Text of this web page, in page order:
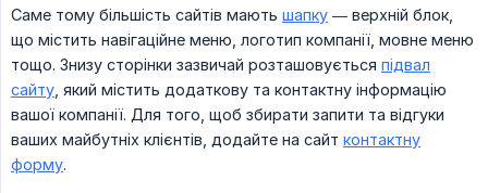
Саме тому більшість сайтів мають шапку — верхній блок,
що містить навігаційне меню, логотип компанії, мовне меню
тощо. Знизу сторінки зазвичай розташовується підвал
сайту , який містить додаткову та контактну інформацію
вашої компанії. Для того, щоб збирати запити та відгуки
ваших майбутніх клієнтів, додайте на сайт контактну
форму.